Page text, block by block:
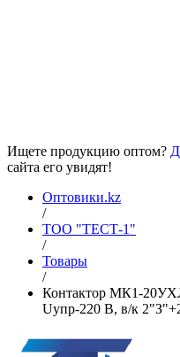
Ищете продукцию оптом?
сайта его увидят!
Оптовики.kz
/
ТОО "ТЕСТ-1"
/
Товары
/
Контактор МК1-
Uупр-220 В, в/к